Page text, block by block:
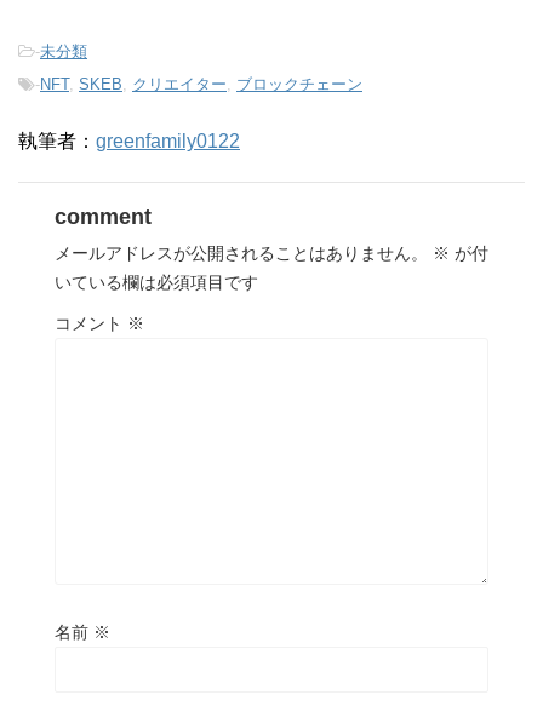
-未分類
-NFT, SKEB クリエイター ブロックチェーン
執筆者： greenfamily0122
comment
メールアドレスが公開されることはありません。 ※ が付
いている欄は必須項目です
コメント ※
名前 ※